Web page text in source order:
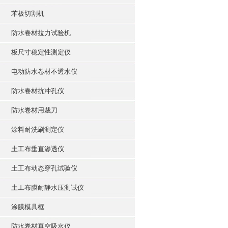
苯板切割机
防水卷材拉力试验机
板尺寸稳定性测定仪
电动防水卷材不透水仪
防水卷材抗冲孔仪
防水卷材用裁刀
涂料耐洗刷测定仪
土工布垂直渗透仪
土工布动态穿孔试验仪
土工布膜耐静水压测试仪
涂膜模具框
防水卷材真空吸水仪